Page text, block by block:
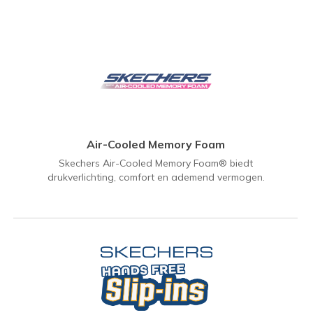
Air-Cooled Memory Foam
Skechers Air-Cooled Memory Foam® biedt
drukverlichting, comfort en ademend vermogen.